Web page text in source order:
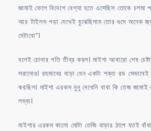
জামাই ফেলে বিদেশে বেশ্যা হতে এসেছিস তোকে
আর টাইলস পড়া দেখেই বুঝেছিলাম তোর গুদে অনেক
মেটাবো”।
বলেই চোদার গতি তীব্র করল। মাইশা আবারো শেষ
সরানোর। রহমানের বাড়া যেন একটা শক্ত রড সেভাবেই
করছিল। মাইশা এরকম নুনু দেখেনি বাবা কি তেজ জামাই
লম্বা।
মাইশার এরকম কালো মোটা তেজি বাড়ার ঠাপে যতই